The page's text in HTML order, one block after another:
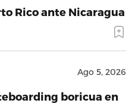
Rico ante Nicaragua
Ago 5, 2026
boricua en